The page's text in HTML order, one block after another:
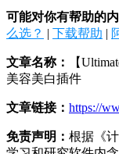
可能对你有帮助的内
么选？ | 下载帮助 |
文章名称：
【
美容美白插件
文章链接： https://
免责声明： 根据《